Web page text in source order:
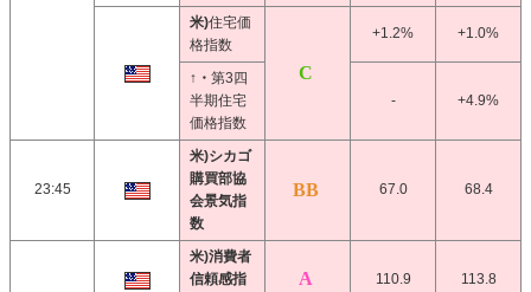
米)住宅価
格指数
+1.2% +1.0%
↑・ 第3四
半期住宅
価格指数
- +4.9%
23:45
米)シカゴ
購買部協
会景気指
数
67.0 68.4
米)消費者
信頼感指
110.9 113.8